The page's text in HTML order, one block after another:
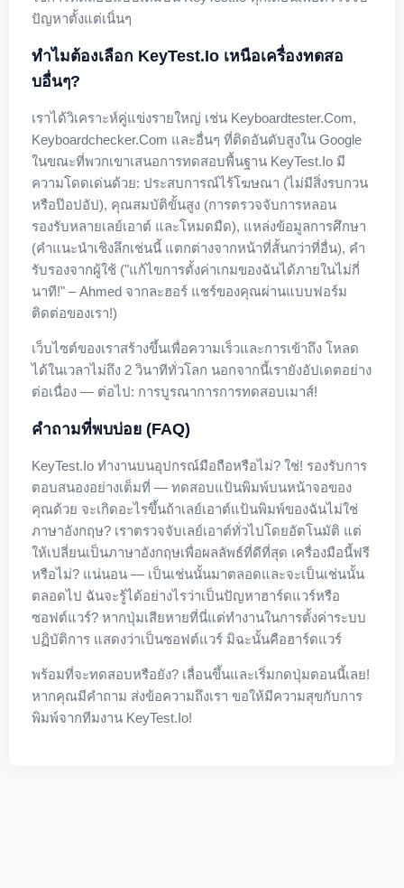
ปัญหาตั้งแต่เนิ่นๆ
ทำไมต้องเลือก KeyTest.io เหนือเครื่องทดสอ
บอื่นๆ?
เราได้วิเคราะห์คู่แข่งรายใหญ่ เช่น Keyboardtester.com,
Keyboardchecker.com และอื่นๆ ที่ติดอันดับสูงใน Google
ในขณะที่พวกเขาเสนอการทดสอบพื้นฐาน KeyTest.io มี
ความโดดเด่นด้วย: ประสบการณ์ไร้โฆษณา (ไม่มีสิ่งรบกวน
หรือป๊อปอัป), คุณสมบัติขั้นสูง (การตรวจจับการหลอน
รองรับหลายเลย์เอาต์ และโหมดมืด), แหล่งข้อมูลการศึกษา
(คำแนะนำเชิงลึกเช่นนี้ แตกต่างจากหน้าที่สั้นกว่าที่อื่น), คำ
รับรองจากผู้ใช้ ("แก้ไขการตั้งค่าเกมของฉันได้ภายในไม่กี่
นาที!" – Ahmed จากละฮอร์ แชร์ของคุณผ่านแบบฟอร์ม
ติดต่อของเรา!)
เว็บไซต์ของเราสร้างขึ้นเพื่อความเร็วและการเข้าถึง โหลด
ได้ในเวลาไม่ถึง 2 วินาทีทั่วโลก นอกจากนี้เรายังอัปเดตอย่าง
ต่อเนื่อง — ต่อไป: การบูรณาการการทดสอบเมาส์!
คำถามที่พบบ่อย (FAQ)
KeyTest.io ทำงานบนอุปกรณ์มือถือหรือไม่? ใช่! รองรับการ
ตอบสนองอย่างเต็มที่ — ทดสอบแป้นพิมพ์บนหน้าจอของ
คุณด้วย จะเกิดอะไรขึ้นถ้าเลย์เอาต์แป้นพิมพ์ของฉันไม่ใช่
ภาษาอังกฤษ? เราตรวจจับเลย์เอาต์ทั่วไปโดยอัตโนมัติ แต่
ให้เปลี่ยนเป็นภาษาอังกฤษเพื่อผลลัพธ์ที่ดีที่สุด เครื่องมือนี้ฟรี
หรือไม่? แน่นอน — เป็นเช่นนั้นมาตลอดและจะเป็นเช่นนั้น
ตลอดไป ฉันจะรู้ได้อย่างไรว่าเป็นปัญหาฮาร์ดแวร์หรือ
ซอฟต์แวร์? หากปุ่มเสียหายที่นี่แต่ทำงานในการตั้งค่าระบบ
ปฏิบัติการ แสดงว่าเป็นซอฟต์แวร์ มิฉะนั้นคือฮาร์ดแวร์
พร้อมที่จะทดสอบหรือยัง? เลื่อนขึ้นและเริ่มกดปุ่มตอนนี้เลย!
หากคุณมีคำถาม ส่งข้อความถึงเรา ขอให้มีความสุขกับการ
พิมพ์จากทีมงาน KeyTest.io!